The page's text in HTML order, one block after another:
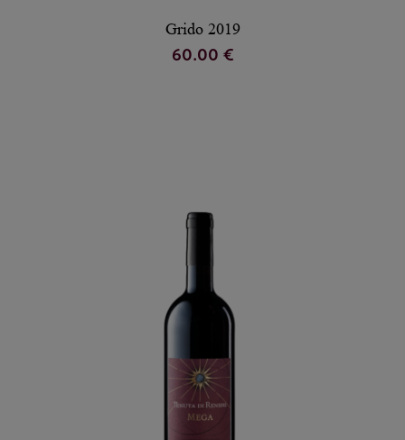
Grido 2019
60.00 €